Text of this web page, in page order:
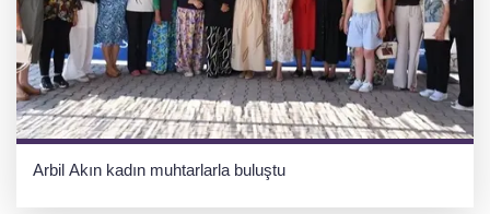
Arbil Akın kadın muhtarlarla buluştu